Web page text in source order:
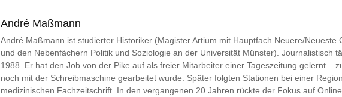
André Maßmann
André Maßmann ist studierter Historiker (Magister Artium mit Hauptfach Neuere/Neueste
und den Nebenfächern Politik und Soziologie an der Universität Münster). Journalistisch
1988. Er hat den Job von der Pike auf als freier Mitarbeiter einer Tageszeitung gelernt –
noch mit der Schreibmaschine gearbeitet wurde. Später folgten Stationen bei einer
medizinischen Fachzeitschrift. In den vergangenen 20 Jahren rückte der Fokus auf